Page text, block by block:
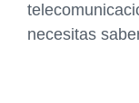
necesitas